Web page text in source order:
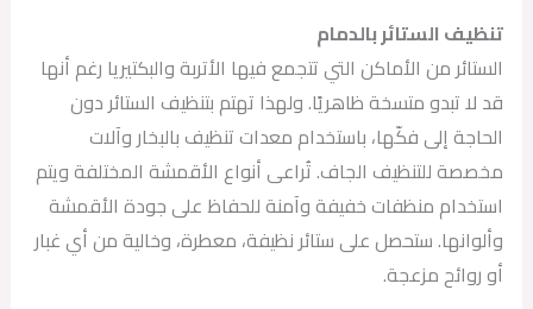
تنظيف الستائر بالدمام
الستائر من الأماكن التي تتجمع فيها الأتربة والبكتيريا رغم أنها
قد لا تبدو متسخة ظاهريًا. ولهذا تهتم بتنظيف الستائر دون
الحاجة إلى فكّها، باستخدام معدات تنظيف بالبخار وآلات
مخصصة للتنظيف الجاف. تُراعى أنواع الأقمشة المختلفة ويتم
استخدام منظفات خفيفة وآمنة للحفاظ على جودة الأقمشة
وألوانها. ستحصل على ستائر نظيفة، معطرة، وخالية من أي غبار
أو روائح مزعجة.